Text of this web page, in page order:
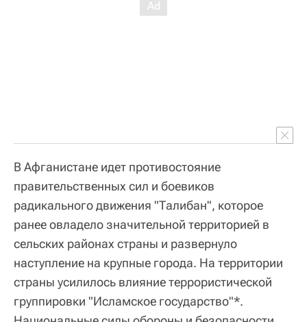
В Афганистане идет противостояние
правительственных сил и боевиков
радикального движения "Талибан", которое
ранее овладело значительной территорией в
сельских районах страны и развернуло
наступление на крупные города. На территории
страны усилилось влияние террористической
группировки "Исламское государство"*.